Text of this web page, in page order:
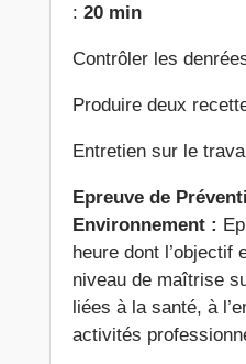
: 20 min
Contrôler les
Produire deux
Entretien sur le
Epreuve de
Environnement :
heure dont l’objectif
niveau de maîtrise
liées à la santé, à
activités